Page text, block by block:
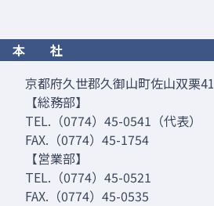
本 社
京都府久世郡久御山町佐山双栗41
【総務部】
TEL.（0774）45-0541（代表）
FAX.（0774）45-1754
【営業部】
TEL.（0774）45-0521
FAX.（0774）45-0535